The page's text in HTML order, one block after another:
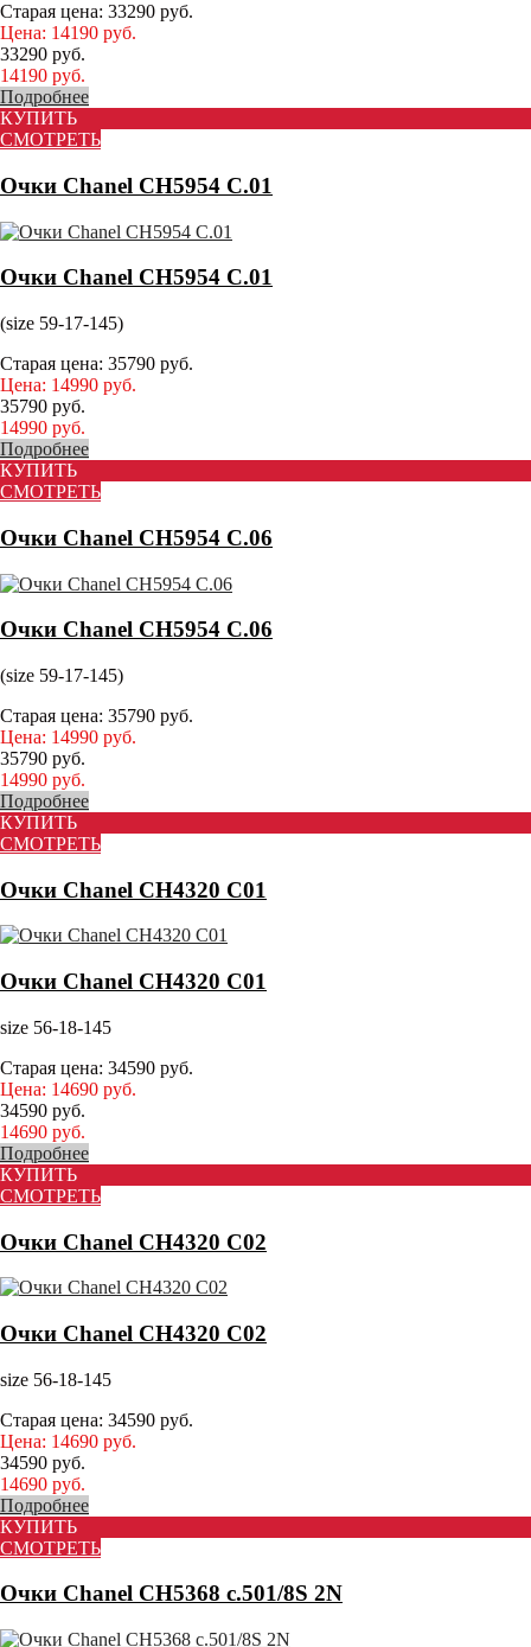
Старая цена: 33290 руб.
Цена: 14190 руб.
33290 руб.
14190 руб.
Подробнее
КУПИТЬ
СМОТРЕТЬ
Очки Chanel CH5954 C.01
Очки Chanel CH5954 C.01
(size 59-17-145)
Старая цена: 35790 руб.
Цена: 14990 руб.
35790 руб.
14990 руб.
Подробнее
КУПИТЬ
СМОТРЕТЬ
Очки Chanel CH5954 C.06
Очки Chanel CH5954 C.06
(size 59-17-145)
Старая цена: 35790 руб.
Цена: 14990 руб.
35790 руб.
14990 руб.
Подробнее
КУПИТЬ
СМОТРЕТЬ
Очки Chanel CH4320 C01
Очки Chanel CH4320 C01
size 56-18-145
Старая цена: 34590 руб.
Цена: 14690 руб.
34590 руб.
14690 руб.
Подробнее
КУПИТЬ
СМОТРЕТЬ
Очки Chanel CH4320 C02
Очки Chanel CH4320 C02
size 56-18-145
Старая цена: 34590 руб.
Цена: 14690 руб.
34590 руб.
14690 руб.
Подробнее
КУПИТЬ
СМОТРЕТЬ
Очки Chanel CH5368 c.501/8S 2N